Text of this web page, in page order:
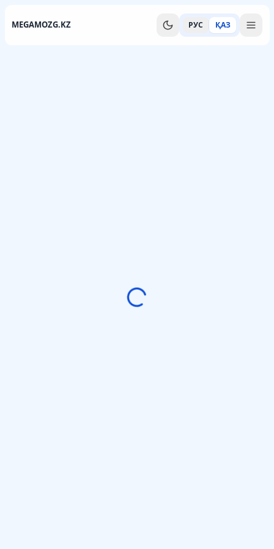
MEGAMOZG.KZ РУС ҚАЗ